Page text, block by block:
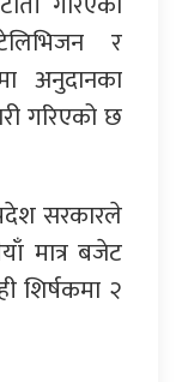
र
अनुदानका
गरिएको छ
सरकारले
मात्र बजेट
शिर्षकमा २